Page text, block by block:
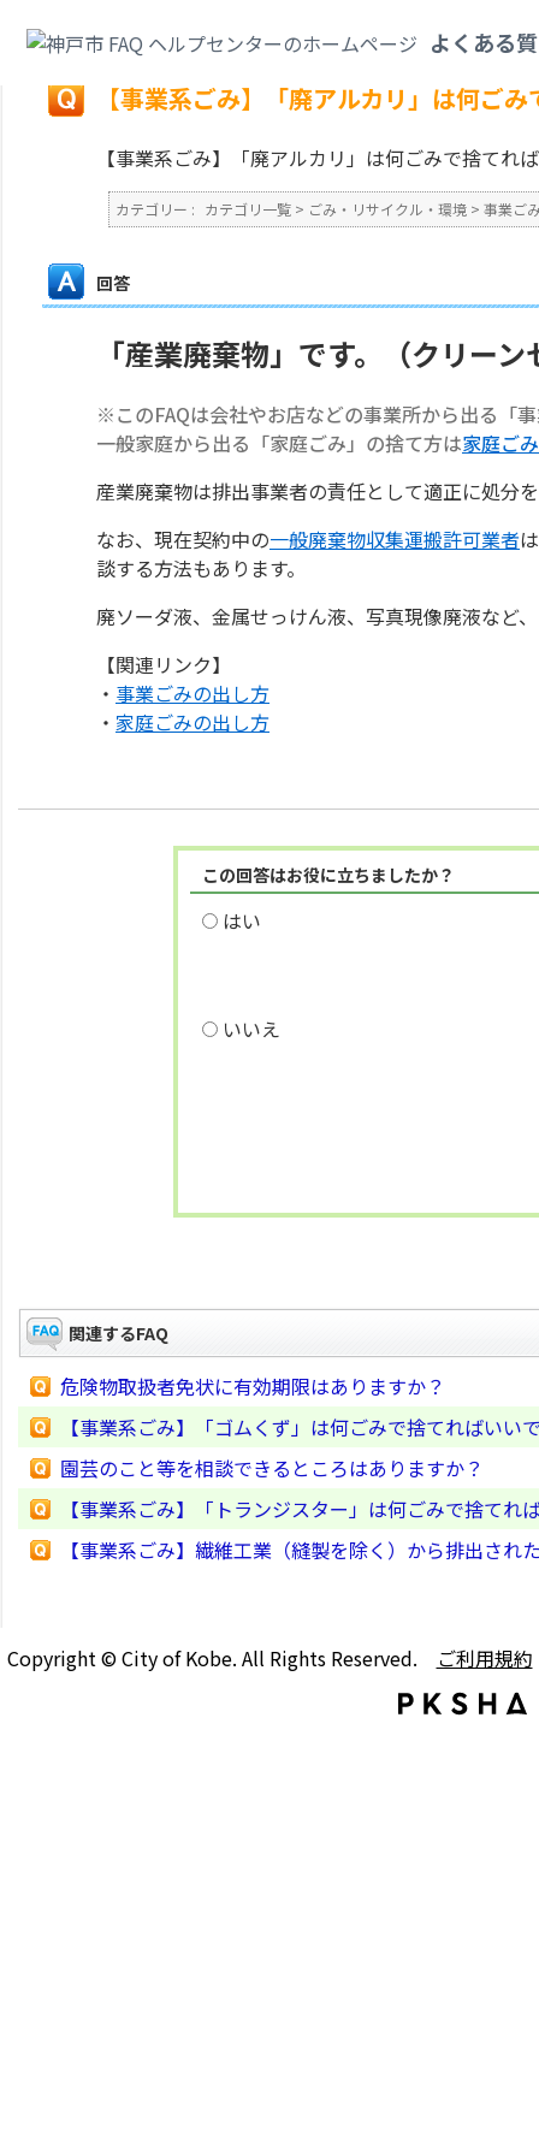
よくある
戻る
【事業系ごみ】「廃アルカリ」は何ご
【事業系ごみ】「廃アルカリ」は何ごみで捨てれ
カテゴリー : カテゴリ一覧 > ごみ・リサイクル・環境 > 事業ご
回答
「産業廃棄物」です。（クリー
※このFAQは会社やお店などの事業所から出る「
一般家庭から出る「家庭ごみ」の捨て方は家庭ご
産業廃棄物は排出事業者の責任として適正に処分
なお、現在契約中の一般廃棄物収集運搬許可業者
談する方法もあります。
廃ソーダ液、金属せっけん液、写真現像廃液など
【関連リンク】
・ 事業ごみの出し方
・ 家庭ごみの出し方
この回答はお役に立ちましたか？
はい
いいえ
関連するFAQ
危険物取扱者免状に有効期限はありますか？
【事業系ごみ】「ゴムくず」は何ごみで捨てればいい
園芸のこと等を相談できるところはありますか？
【事業系ごみ】「トランジスター」は何ごみで捨てれ
【事業系ごみ】繊維工業（縫製を除く）から排出さ
Copyright © City of Kobe. All Rights Reserved. ご利用規約